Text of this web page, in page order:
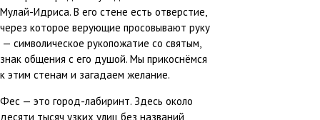
Мулай-Идриса. В его стене есть отверстие,
через которое верующие просовывают руку
— символическое рукопожатие со святым,
знак общения с его душой. Мы прикоснёмся
к этим стенам и загадаем желание.
Фес — это город-лабиринт. Здесь около
десяти тысяч узких улиц без названий,